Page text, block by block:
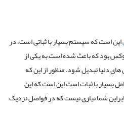
این است که سیستم بسیار با ثباتی است، در
بود که باعث شده است به یکی از
دنیا تبدیل شود. منظور از این که
با ثبات است این است که این
شما نیازی نیست که در فواصل نزدیک